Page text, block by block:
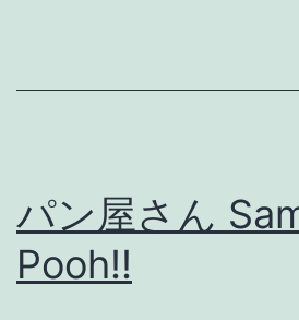
を
て
い
パン屋さん
Pooh!!